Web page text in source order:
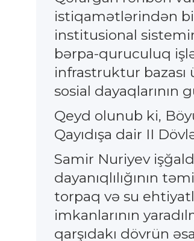
istiqamətlərindən
institusional
bərpa-quruculuq
infrastruktur bazası
sosial dayaqlarının
Qeyd olunub ki,
Qayıdışa dair II
Samir Nuriyev
dayanıqlılığının
torpaq və su
imkanlarının
qarşıdakı dövrün